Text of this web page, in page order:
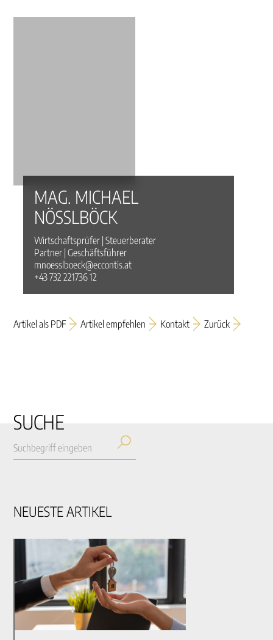
MAG. MICHAEL
NÖSSLBÖCK
Wirtschaftsprüfer | Steuerberater
Partner | Geschäftsführer
mnoesslboeck@eccontis.at
+43 732 221736 12
Artikel als PDF Artikel empfehlen Kontakt Zurück
SUCHE
NEUESTE ARTIKEL